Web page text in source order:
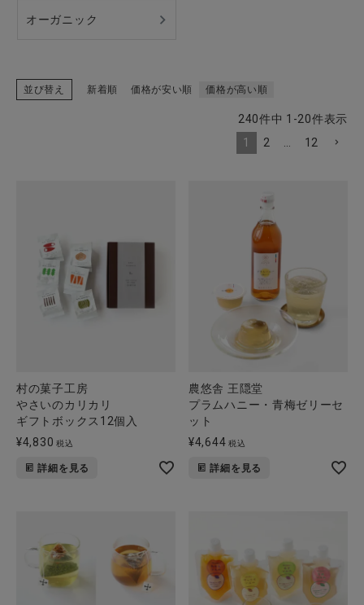
オーガニック
並び替え 新着順 価格が安い順 価格が高い順
240件中 1 -20件表示
1
2 12
村の菓子工房
やさいのカリカリ
ギフトボックス12個入
¥4,830 税込
詳細を見る
農悠舎 王隠堂
プラムハニー・青梅ゼリーセ
ット
¥4,644 税込
詳細を見る